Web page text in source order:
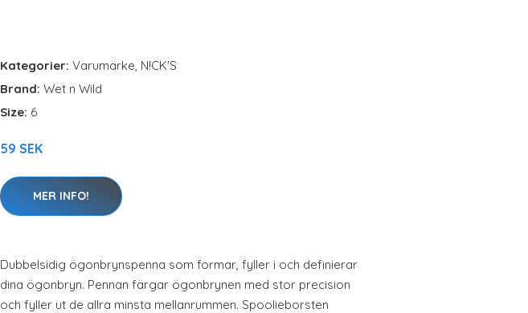
Kategorier: Varumärke, N!CK'S
Brand: Wet n Wild
Size: 6
59 SEK
MER INFO!
Dubbelsidig ögonbrynspenna som formar, fyller i och definierar
dina ögonbryn. Pennan färgar ögonbrynen med stor precision
och fyller ut de allra minsta mellanrummen. Spoolieborsten